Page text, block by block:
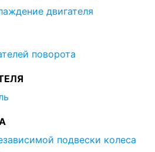
двигателя
поворота
подвески колеса